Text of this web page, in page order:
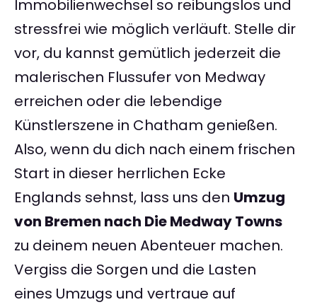
Immobilienwechsel so reibungslos und
stressfrei wie möglich verläuft. Stelle dir
vor, du kannst gemütlich jederzeit die
malerischen Flussufer von Medway
erreichen oder die lebendige
Künstlerszene in Chatham genießen.
Also, wenn du dich nach einem frischen
Start in dieser herrlichen Ecke
Englands sehnst, lass uns den Umzug
von Bremen nach Die Medway Towns
zu deinem neuen Abenteuer machen.
Vergiss die Sorgen und die Lasten
eines Umzugs und vertraue auf